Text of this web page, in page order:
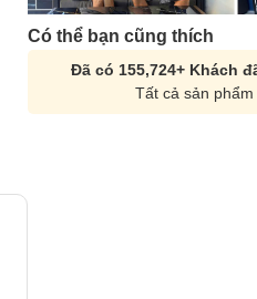
Có thể bạn cũng thích
Đã có 155,724+ Khách
Tất cả sản